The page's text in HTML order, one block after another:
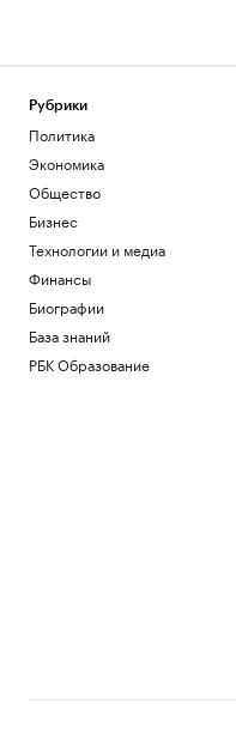
Рубрики
Политика
Экономика
Общество
Бизнес
Технологии и медиа
Финансы
Биографии
База знаний
РБК Образование